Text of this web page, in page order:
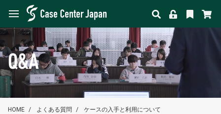
Q&A
HOME よくある質問 ケースの入手と利用について